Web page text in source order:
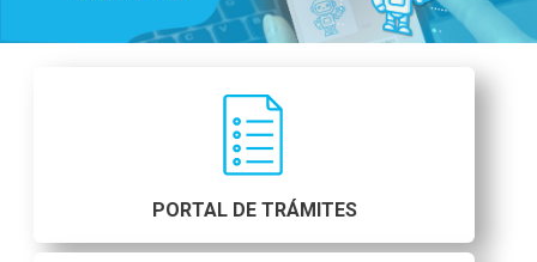
PORTAL DE TRÁMITES